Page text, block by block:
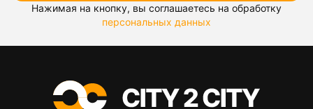
Нажимая на кнопку, вы соглашаетесь на обработку
персональных данных